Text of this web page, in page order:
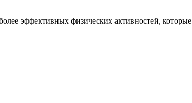
эффективных физических активностей, которые